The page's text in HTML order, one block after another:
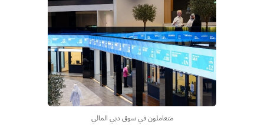
متعاملون في سوق دبي المالي